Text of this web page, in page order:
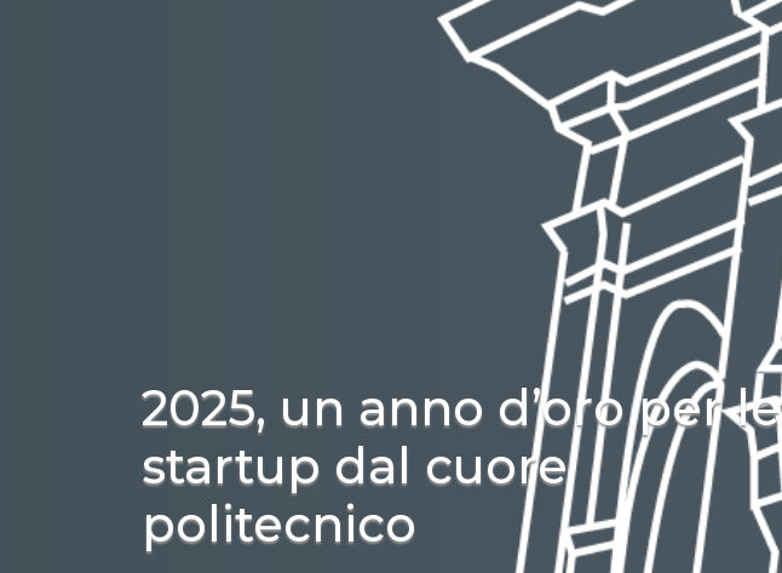
2025, un anno d’oro per le
startup dal cuore
politecnico